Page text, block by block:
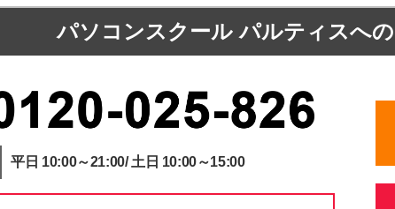
パソコンスクール パルティスへの
平日 10:00～21:00/ 土日 10:00～15:00